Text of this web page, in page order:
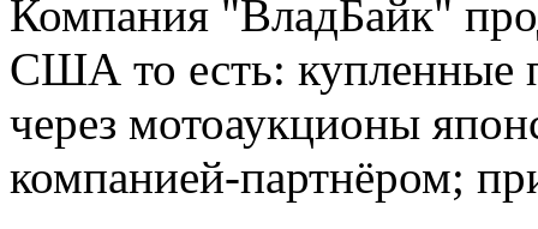
Компания "ВладБайк"
США то есть: купленные
через мотоаукционы
компанией-партнёром;